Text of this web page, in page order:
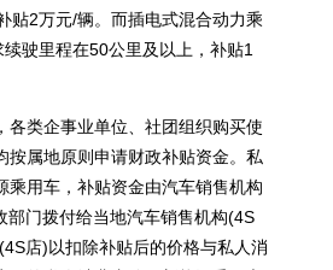
贴2万元/辆。而插电式混合动力乘
驶里程在50公里及以上，补贴1
各类企事业单位、社团组织购买使
按属地原则申请财政补贴资金。私
乘用车，补贴资金由汽车销售机构
部门拨付给当地汽车销售机构(4S
店)以扣除补贴后的价格与私人消